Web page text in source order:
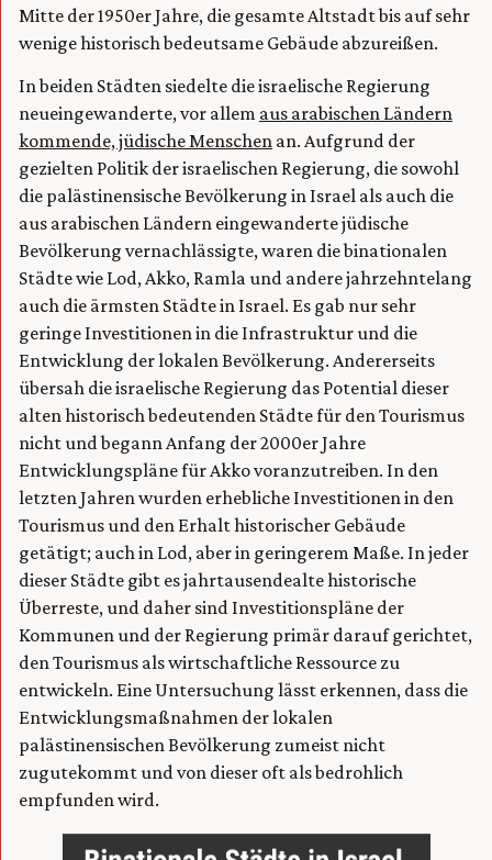
Mitte der 1950er Jahre, die gesamte Altstadt bis auf sehr
wenige historisch bedeutsame Gebäude abzureißen.
In beiden Städten siedelte die israelische Regierung
neueingewanderte, vor allem aus arabischen Ländern
kommende, jüdische Menschen an. Aufgrund der
gezielten Politik der israelischen Regierung, die sowohl
die palästinensische Bevölkerung in Israel als auch die
aus arabischen Ländern eingewanderte jüdische
Bevölkerung vernachlässigte, waren die binationalen
Städte wie Lod, Akko, Ramla und andere jahrzehntelang
auch die ärmsten Städte in Israel. Es gab nur sehr
geringe Investitionen in die Infrastruktur und die
Entwicklung der lokalen Bevölkerung. Andererseits
übersah die israelische Regierung das Potential dieser
alten historisch bedeutenden Städte für den Tourismus
nicht und begann Anfang der 2000er Jahre
Entwicklungspläne für Akko voranzutreiben. In den
letzten Jahren wurden erhebliche Investitionen in den
Tourismus und den Erhalt historischer Gebäude
getätigt; auch in Lod, aber in geringerem Maße. In jeder
dieser Städte gibt es jahrtausendealte historische
Überreste, und daher sind Investitionspläne der
Kommunen und der Regierung primär darauf gerichtet,
den Tourismus als wirtschaftliche Ressource zu
entwickeln. Eine Untersuchung lässt erkennen, dass die
Entwicklungsmaßnahmen der lokalen
palästinensischen Bevölkerung zumeist nicht
zugutekommt und von dieser oft als bedrohlich
empfunden wird.